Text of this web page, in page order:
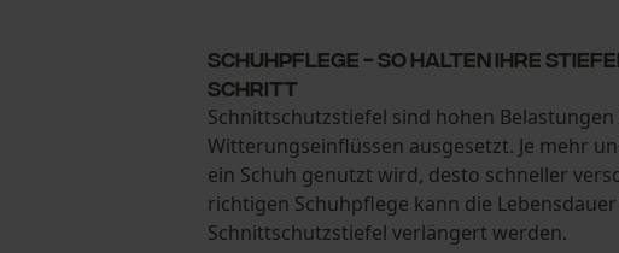
Schuhpflege - so halten Ihre
Schritt
Schnittschutzstiefel sind hohen Belastungen
Witterungseinflüssen ausgesetzt. Je mehr
ein Schuh genutzt wird, desto schneller
richtigen Schuhpflege kann die
Schnittschutzstiefel verlängert werden.